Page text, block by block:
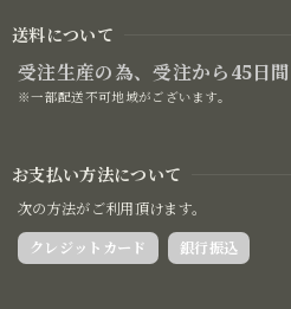
送料について
受注生産の為、受注から45日間
※一部配送不可地域がございます。
お支払い方法について
次の方法がご利用頂けます。
クレジットカード
銀行振込